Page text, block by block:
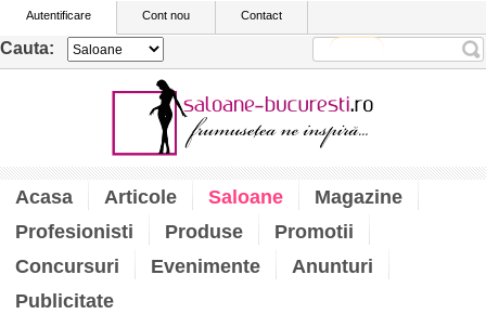
Autentificare Cont nou Contact
Cauta:
Acasa Articole Saloane
Magazine
Profesionisti
Produse
Promotii
Concursuri
Evenimente
Anunturi
Publicitate